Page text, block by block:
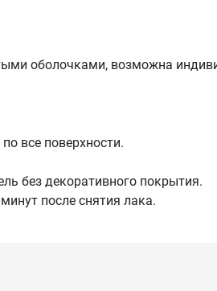
оболочками, возможна
все поверхности.
без декоративного покрытия.
после снятия лака.